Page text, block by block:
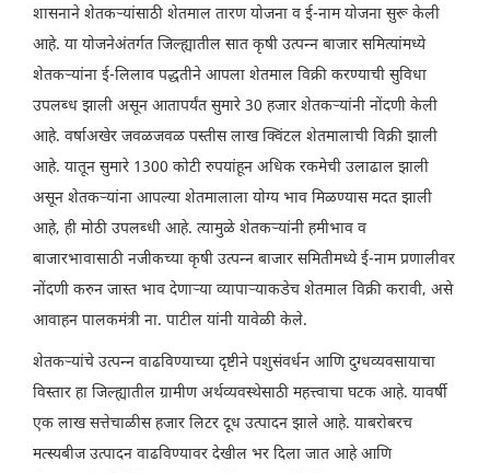
शासनाने शेतकऱ्यांसाठी शेतमाल तारण योजना व ई-नाम योजना सुरू केली
आहे. या योजनेअंतर्गत जिल्ह्यातील सात कृषी उत्पन्न बाजार समित्यांमध्ये
शेतकऱ्यांना ई-लिलाव पद्धतीने आपला शेतमाल विक्री करण्याची सुविधा
उपलब्ध झाली असून आतापर्यंत सुमारे 30 हजार शेतकऱ्यांनी नोंदणी केली
आहे. वर्षाअखेर जवळजवळ पस्तीस लाख क्विंटल शेतमालाची विक्री झाली
आहे. यातून सुमारे 1300 कोटी रुपयांहून अधिक रकमेची उलाढाल झाली
असून शेतकऱ्यांना आपल्या शेतमालाला योग्य भाव मिळण्यास मदत झाली
आहे, ही मोठी उपलब्धी आहे. त्यामुळे शेतकऱ्यांनी हमीभाव व
बाजारभावासाठी नजीकच्या कृषी उत्पन्न बाजार समितीमध्ये ई-नाम प्रणालीवर
नोंदणी करुन जास्त भाव देणाऱ्या व्यापाऱ्याकडेच शेतमाल विक्री करावी, असे
आवाहन पालकमंत्री ना. पाटील यांनी यावेळी केले.
शेतकऱ्यांचे उत्पन्न वाढविण्याच्या दृष्टीने पशुसंवर्धन आणि दुग्धव्यवसायाचा
विस्तार हा जिल्ह्यातील ग्रामीण अर्थव्यवस्थेसाठी महत्त्वाचा घटक आहे. यावर्षी
एक लाख सत्तेचाळीस हजार लिटर दूध उत्पादन झाले आहे. याबरोबरच
मत्स्यबीज उत्पादन वाढविण्यावर देखील भर दिला जात आहे आणि